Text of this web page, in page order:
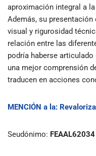
aproximación integral a
Además, su
visual y rigurosidad
relación entre las
podría haberse
una mejor comprensión
traducen en acciones
MENCIÓN a la:
Seudónimo: FEAAL62034